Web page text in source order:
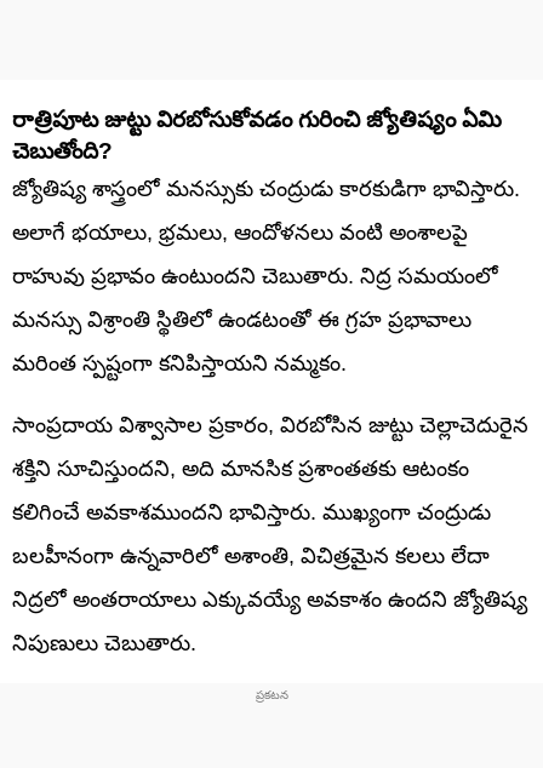
రాత్రిపూట జుట్టు విరబోసుకోవడం గురించి జ్యోతిష్యం ఏమి
చెబుతోంది?
జ్యోతిష్య శాస్త్రంలో మనస్సుకు చంద్రుడు కారకుడిగా భావిస్తారు.
అలాగే భయాలు, భ్రమలు, ఆందోళనలు వంటి అంశాలపై
రాహువు ప్రభావం ఉంటుందని చెబుతారు. నిద్ర సమయంలో
మనస్సు విశ్రాంతి స్థితిలో ఉండటంతో ఈ గ్రహ ప్రభావాలు
మరింత స్పష్టంగా కనిపిస్తాయని నమ్మకం.
సాంప్రదాయ విశ్వాసాల ప్రకారం, విరబోసిన జుట్టు చెల్లాచెదురైన
శక్తిని సూచిస్తుందని, అది మానసిక ప్రశాంతతకు ఆటంకం
కలిగించే అవకాశముందని భావిస్తారు. ముఖ్యంగా చంద్రుడు
బలహీనంగా ఉన్నవారిలో అశాంతి, విచిత్రమైన కలలు లేదా
నిద్రలో అంతరాయాలు ఎక్కువయ్యే అవకాశం ఉందని జ్యోతిష్య
నిపుణులు చెబుతారు.